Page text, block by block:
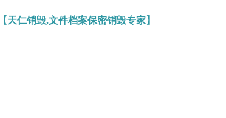
天仁销毁,文件档案保密销毁专家】